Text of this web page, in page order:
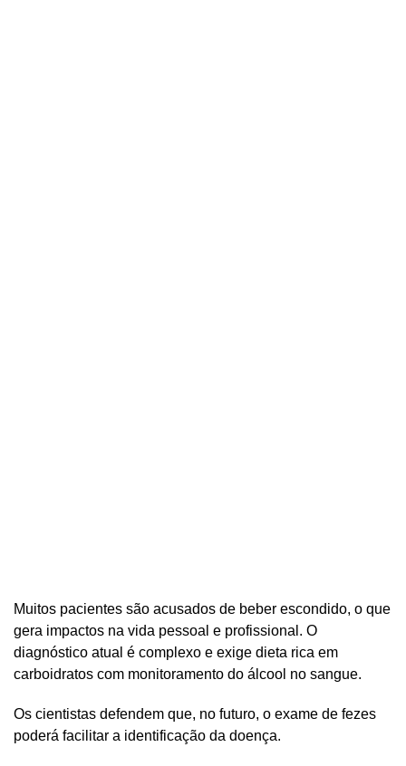
Muitos pacientes são acusados de beber escondido, o que
gera impactos na vida pessoal e profissional. O
diagnóstico atual é complexo e exige dieta rica em
carboidratos com monitoramento do álcool no sangue.
Os cientistas defendem que, no futuro, o exame de fezes
poderá facilitar a identificação da doença.